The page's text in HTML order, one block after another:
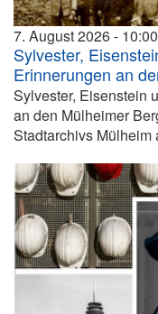
7. August 2026 10:00
Sylvester,
Erinnerungen an
Sylvester, Eisenstein
an den Mülheimer
Stadtarchivs Mülheim